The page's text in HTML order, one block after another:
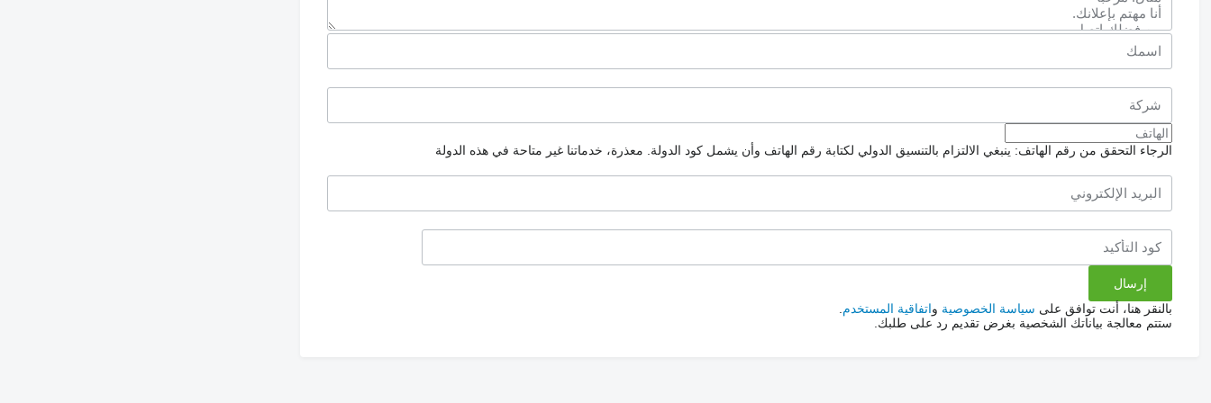
الرجاء التحقق من رقم الهاتف: ينبغي الالتزام بالتنسيق الدولي لكتابة رقم الهاتف وأن يشمل كود الدولة. معذرة، خدماتنا غير متاحة في هذه الدولة
بالنقر هنا، أنت توافق على سياسة الخصوصية واتفاقية المستخدم
ستتم معالجة بياناتك الشخصية بغرض تقديم رد على طلبك.